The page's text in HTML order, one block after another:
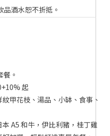
酒水恕不折抵。
。
起
甲花枝、湯品、小缽、食事、
A5 和牛，伊比利豬，桂丁雞